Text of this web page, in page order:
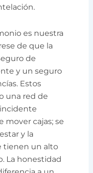
es nuestra
de que la
de
y un seguro
Estos
una red de
mover cajas; se
y la
tienen un alto
La honestidad